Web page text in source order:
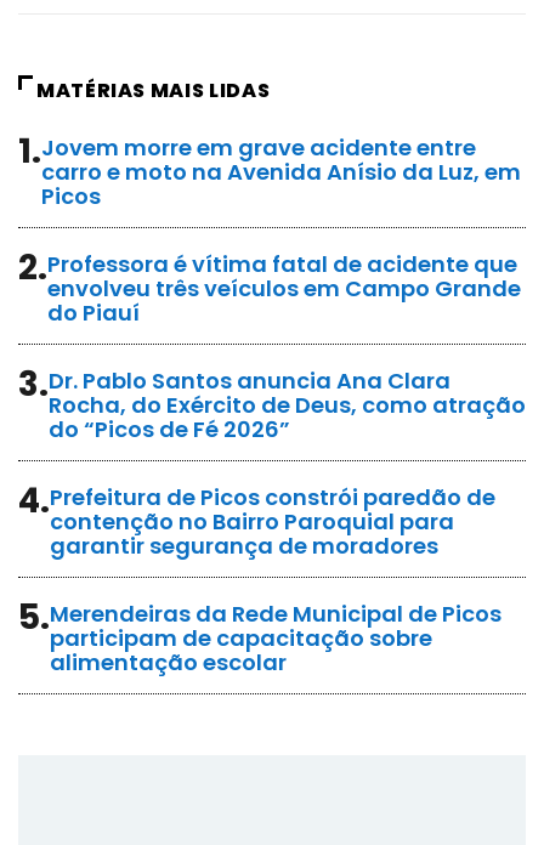
MATÉRIAS MAIS LIDAS
1.Jovem morre em grave acidente entre
carro e moto na Avenida Anísio da Luz, em
Picos
2.Professora é vítima fatal de acidente que
envolveu três veículos em Campo Grande
do Piauí
3.Dr. Pablo Santos anuncia Ana Clara
Rocha, do Exército de Deus, como atração
do “Picos de Fé 2026”
4.Prefeitura de Picos constrói paredão de
contenção no Bairro Paroquial para
garantir segurança de moradores
5.Merendeiras da Rede Municipal de Picos
participam de capacitação sobre
alimentação escolar